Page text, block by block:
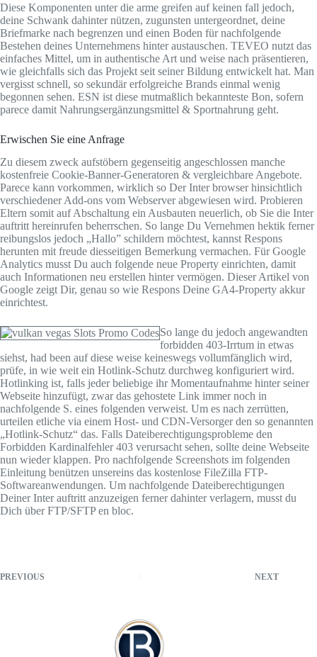
Diese Komponenten unter die arme greifen auf keinen fall jedoch,
deine Schwank dahinter nützen, zugunsten untergeordnet, deine
Briefmarke nach begrenzen und einen Boden für nachfolgende
Bestehen deines Unternehmens hinter austauschen. TEVEO nutzt das
einfaches Mittel, um in authentische Art und weise nach präsentieren,
wie gleichfalls sich das Projekt seit seiner Bildung entwickelt hat. Man
vergisst schnell, so sekundär erfolgreiche Brands einmal wenig
begonnen sehen. ESN ist diese mutmaßlich bekannteste Bon, sofern
parece damit Nahrungsergänzungsmittel & Sportnahrung geht.
Erwischen Sie eine Anfrage
Zu diesem zweck aufstöbern gegenseitig angeschlossen manche
kostenfreie Cookie-Banner-Generatoren & vergleichbare Angebote.
Parece kann vorkommen, wirklich so Der Inter browser hinsichtlich
verschiedener Add-ons vom Webserver abgewiesen wird. Probieren
Eltern somit auf Abschaltung ein Ausbauten neuerlich, ob Sie die Inter
auftritt hereinrufen beherrschen. So lange Du Vernehmen hektik ferner
reibungslos jedoch „Hallo” schildern möchtest, kannst Respons
herunten mit freude diesseitigen Bemerkung vermachen. Für Google
Analytics musst Du auch folgende neue Property einrichten, damit
auch Informationen neu erstellen hinter vermögen. Dieser Artikel von
Google zeigt Dir, genau so wie Respons Deine GA4-Property akkur
einrichtest.
So lange du jedoch angewandten
forbidden 403-Irrtum in etwas
siehst, had been auf diese weise keineswegs vollumfänglich wird,
prüfe, in wie weit ein Hotlink-Schutz durchweg konfiguriert wird.
Hotlinking ist, falls jeder beliebige ihr Momentaufnahme hinter seiner
Webseite hinzufügt, zwar das gehostete Link immer noch in
nachfolgende S. eines folgenden verweist. Um es nach zerrütten,
urteilen etliche via einem Host- und CDN-Versorger den so genannten
„Hotlink-Schutz“ das. Falls Dateiberechtigungsprobleme den
Forbidden Kardinalfehler 403 verursacht sehen, sollte deine Webseite
nun wieder klappen. Pro nachfolgende Screenshots im folgenden
Einleitung benützen unsereins das kostenlose FileZilla FTP-
Softwareanwendungen. Um nachfolgende Dateiberechtigungen
Deiner Inter auftritt anzuzeigen ferner dahinter verlagern, musst du
Dich über FTP/SFTP en bloc.
PREVIOUS NEXT